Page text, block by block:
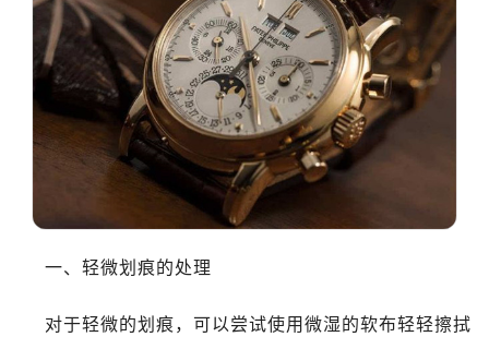
一、轻微划痕的处理
对于轻微的划痕，可以尝试使用微湿的软布轻轻擦拭